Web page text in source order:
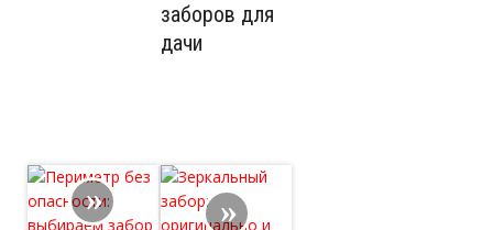
заборов для
дачи